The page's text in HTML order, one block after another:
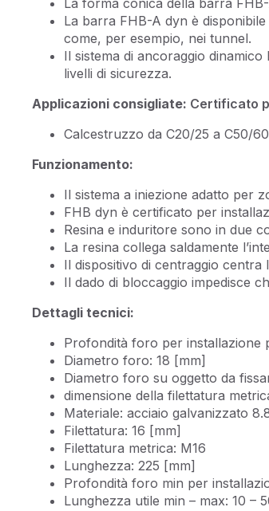
La forma conica della barra
La barra FHB-A dyn è
come, per esempio, nei tunnel.
Il sistema di ancoraggio
livelli di sicurezza.
Applicazioni consigliate: Certificato
Calcestruzzo da C20/25 a C50/
Funzionamento:
Il sistema a iniezione adatto per
FHB dyn è certificato per
Resina e induritore sono in due
La resina collega saldamente
Il dispositivo di centraggio
Il dado di bloccaggio impedisce
Dettagli tecnici:
Profondità foro per installazione
Diametro foro: 18 [mm]
Diametro foro su oggetto da
dimensione della filettatura
Materiale: acciaio galvanizzato
Filettatura: 16 [mm]
Filettatura metrica: M16
Lunghezza: 225 [mm]
Profondità foro min per
Lunghezza utile min – max: 10 –